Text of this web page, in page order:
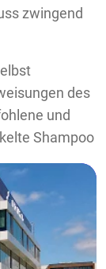
zwingend
des
und
Shampoo
hört das
und ohne
Haarwuchs